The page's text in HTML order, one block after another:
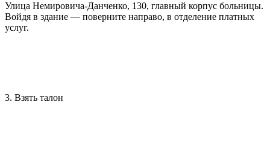
Улица Немировича-Данченко, 130, главный корпус больницы.
Войдя в здание — поверните направо, в отделение платных
услуг.
3. Взять талон